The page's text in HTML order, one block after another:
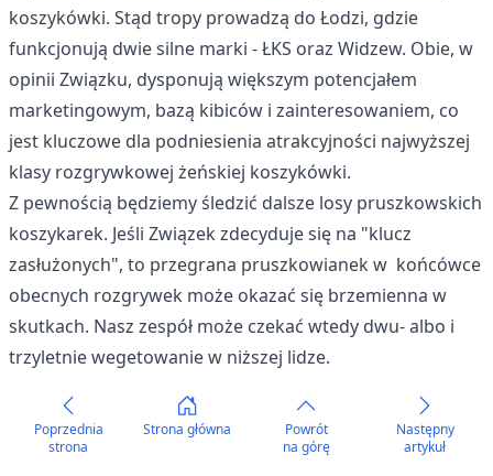
koszykówki. Stąd tropy prowadzą do Łodzi, gdzie
funkcjonują dwie silne marki - ŁKS oraz Widzew. Obie, w
opinii Związku, dysponują większym potencjałem
marketingowym, bazą kibiców i zainteresowaniem, co
jest kluczowe dla podniesienia atrakcyjności najwyższej
klasy rozgrywkowej żeńskiej koszykówki.
Z pewnością będziemy śledzić dalsze losy pruszkowskich
koszykarek. Jeśli Związek zdecyduje się na "klucz
zasłużonych", to przegrana pruszkowianek w końcówce
obecnych rozgrywek może okazać się brzemienna w
skutkach. Nasz zespół może czekać wtedy dwu- albo i
trzyletnie wegetowanie w niższej lidze.
Poprzednia
strona
Strona główna
Powrót
na górę
Następny
artykuł